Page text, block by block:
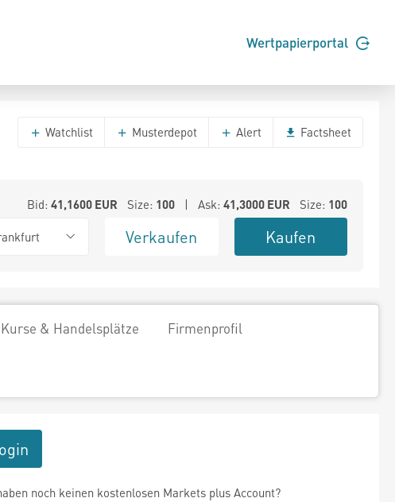
Wertpapierportal
Watchlist Musterdepot Alert Factsheet
Bid: 41,1600EUR Size: 100| Ask: 41,3000EUR Size: 100
Verkaufen Kaufen
Kurse & Handelsplätze Firmenprofil
noch keinen kostenlosen Markets plus Account?